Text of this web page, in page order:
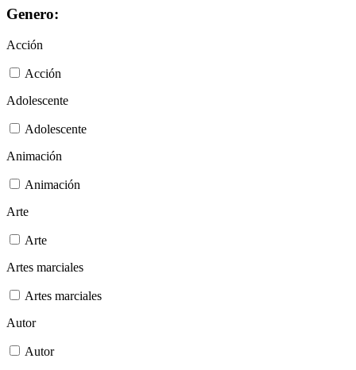
Genero:
Acción
Acción
Adolescente
Adolescente
Animación
Animación
Arte
Arte
Artes marciales
Artes marciales
Autor
Autor